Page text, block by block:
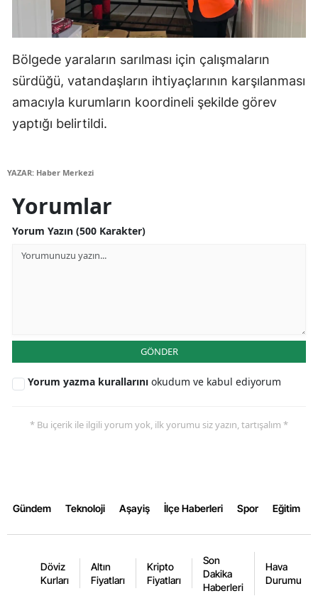
Zonguldak
Karaman
Kilis
Osmaniye
Düzce
Bölgede yaraların sarılması için çalışmaların
sürdüğü, vatandaşların ihtiyaçlarının karşılanması
amacıyla kurumların koordineli şekilde görev
yaptığı belirtildi.
YAZAR: Haber Merkezi
Yorumlar
Yorum Yazın (500 Karakter)
GÖNDER
Yorum yazma kurallarını okudum ve kabul ediyorum
* Bu içerik ile ilgili yorum yok, ilk yorumu siz yazın, tartışalım *
Gündem Teknoloji Aşayiş İlçe Haberleri Spor Eğitim
Döviz
Kurları
Altın
Fiyatları
Kripto
Fiyatları
Son
Dakika
Haberleri
Hava
Durumu